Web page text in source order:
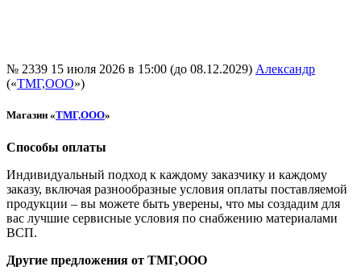
№ 2339 15 июля 2026 в 15:00 (до 08.12.2029) Александр
(«ТМГ,ООО»)
Магазин «ТМГ,ООО»
Способы оплаты
Индивидуальный подход к каждому заказчику и каждому
заказу, включая разнообразные условия оплаты поставляемой
продукции – вы можете быть уверены, что мы создадим для
вас лучшие сервисные условия по снабжению материалами
ВСП.
Другие предложения от ТМГ,ООО